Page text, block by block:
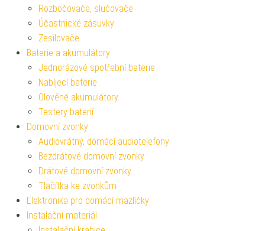
Rozbočovače, slučovače
Účastnické zásuvky
Zesilovače
Baterie a akumulátory
Jednorázové spotřební baterie
Nabíjecí baterie
Olověné akumulátory
Testery baterií
Domovní zvonky
Audiovrátný, domácí audiotelefony
Bezdrátové domovní zvonky
Drátové domovní zvonky
Tlačítka ke zvonkům
Elektronika pro domácí mazlíčky
Instalační materiál